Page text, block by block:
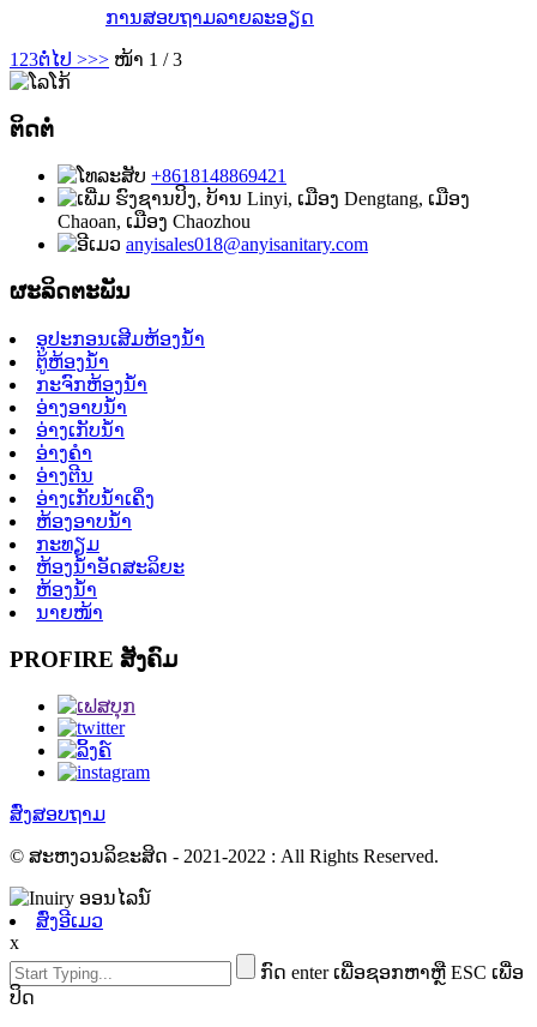
ການສອບຖາມລາຍລະອຽດ
1 23ຕໍ່ໄປ >>> ໜ້າ 1 / 3
ຕິດຕໍ່
+8618148869421
ຮົງ​ຊານ​ປິງ, ບ້ານ Linyi, ເມືອງ Dengtang, ເມືອງ
Chaoan, ເມືອງ Chaozhou
anyisales018@anyisanitary.com
ຜະລິດຕະພັນ
ອຸປະກອນເສີມຫ້ອງນ້ໍາ
ຕູ້ຫ້ອງນ້ໍາ
ກະຈົກຫ້ອງນ້ໍາ
ອ່າງອາບນໍ້າ
ອ່າງເກັບນໍ້າ
ອ່າງຄຳ
ອ່າງຕີນ
ອ່າງເກັບນໍ້າເຄິ່ງ
ຫ້ອງອາບນໍ້າ
ກະທຽມ
ຫ້ອງນໍ້າອັດສະລິຍະ
ຫ້ອງນ້ຳ
ນາຍໜ້າ
PROFIRE ສັງຄົມ
ສົ່ງສອບຖາມ
© ສະຫງວນລິຂະສິດ - 2021-2022 : All Rights Reserved.
ສົ່ງອີເມວ
x
ກົດ enter ເພື່ອຊອກຫາຫຼື ESC ເພື່ອ
ປິດ